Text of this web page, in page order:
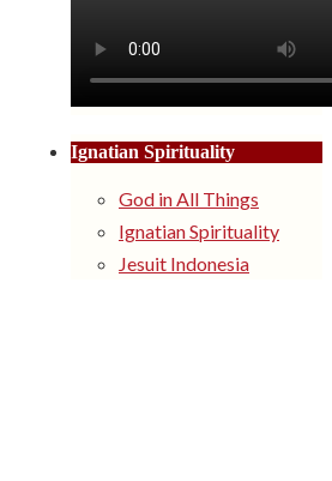
Ignatian Spirituality
God in All Things
Ignatian Spirituality
Jesuit Indonesia